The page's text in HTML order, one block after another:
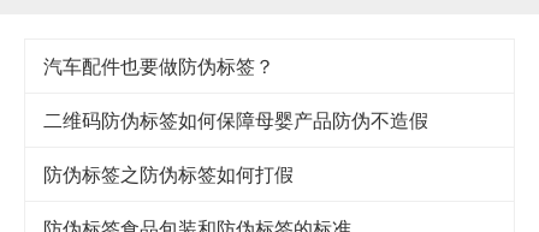
汽车配件也要做防伪标签？
二维码防伪标签如何保障母婴产品防伪不造假
防伪标签之防伪标签如何打假